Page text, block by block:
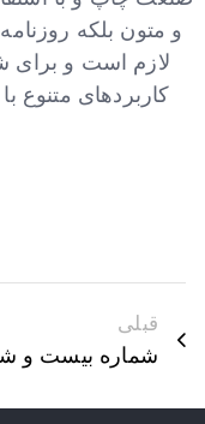
و متون بلکه
لازم است و برای
کاربردهای متنوع
قبلی
شماره بیست و